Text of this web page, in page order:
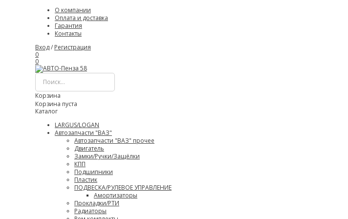
О компании
Оплата и доставка
Гарантия
Контакты
Вход/ Регистрация
0
0
Корзина
Корзина пуста
Каталог
LARGUS/LOGAN
Автозапчасти "ВАЗ"
Автозапчасти "ВАЗ" прочее
Двигатель
Замки/Ручки/Защёлки
КПП
Подшипники
Пластик
ПОДВЕСКА/РУЛЕВОЕ УПРАВЛЕНИЕ
Амортизаторы
Прокладки/РТИ
Радиаторы